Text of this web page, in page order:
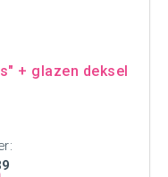
+ glazen deksel